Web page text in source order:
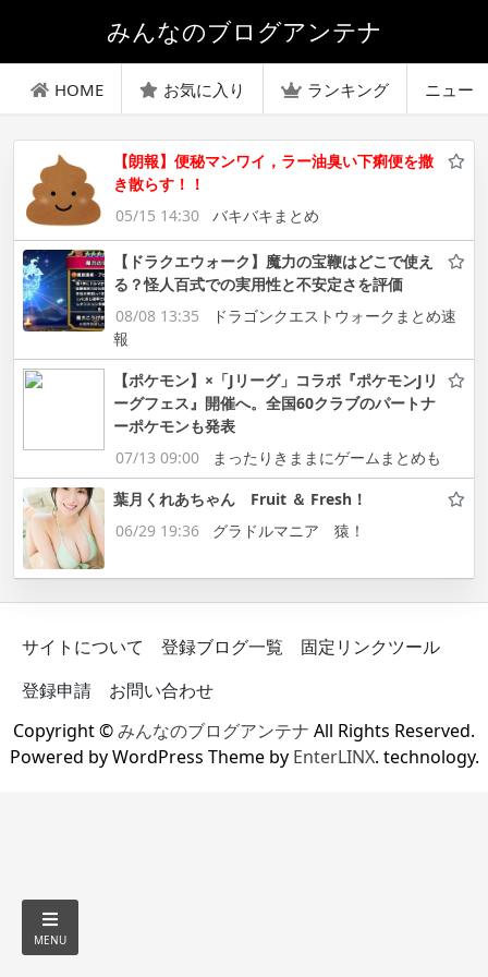
みんなのブログアンテナ
HOME お気に入り ランキング ニュー
【朗報】便秘マンワイ，ラー油臭い下痢便を撒
き散らす！！
05/15 14:30
バキバキまとめ
【ドラクエウォーク】魔力の宝鞭はどこで使え
る？怪人百式での実用性と不安定さを評価
08/08 13:35
ドラゴンクエストウォークまとめ速
報
【ポケモン】×「Jリーグ」コラボ『ポケモンJリ
ーグフェス』開催へ。全国60クラブのパートナ
ーポケモンも発表
07/13 09:00
まったりきままにゲームまとめも
葉月くれあちゃん Fruit ＆ Fresh！
06/29 19:36
グラドルマニア 猿！
サイトについて 登録ブログ一覧
固定リンクツール
登録申請
お問い合わせ
Copyright ©みんなのブログアンテナ All Rights Reserved.
Powered by WordPress Theme by EnterLINX. technology.
MENU